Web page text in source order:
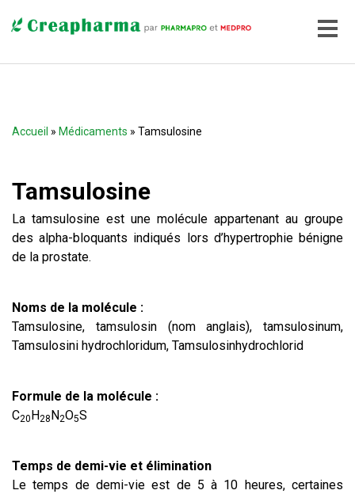
Accueil » Médicaments » Tamsulosine
Tamsulosine
La tamsulosine est une molécule appartenant au groupe
des alpha-bloquants indiqués lors d’hypertrophie bénigne
de la prostate.
Noms de la molécule :
Tamsulosine, tamsulosin (nom anglais), tamsulosinum,
Tamsulosini hydrochloridum, Tamsulosinhydrochlorid
Formule de la molécule :
C20H28N2O5S
Temps de demi-vie et élimination
Le temps de demi-vie est de 5 à 10 heures, certaines